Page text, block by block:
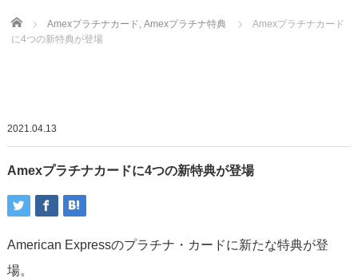
Home Amexプラチナカード, Amexプラチナ特典
Amexプラチナカード
に4つの新特典が登場
2021.04.13
Amexプラチナカードに4つの新特典が登場
American Expressのプラチナ・カードに新たな特典が登
場。